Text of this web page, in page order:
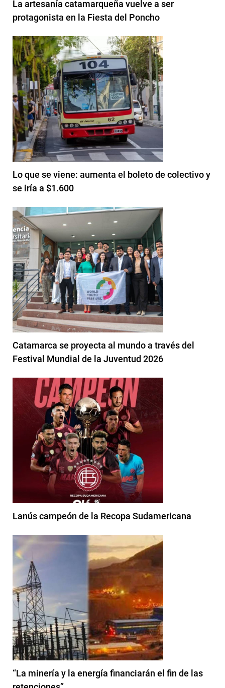
La artesanía catamarqueña vuelve a ser
protagonista en la Fiesta del Poncho
Lo que se viene: aumenta el boleto de colectivo y
se iría a $1.600
Catamarca se proyecta al mundo a través del
Festival Mundial de la Juventud 2026
Lanús campeón de la Recopa Sudamericana
“La minería y la energía financiarán el fin de las